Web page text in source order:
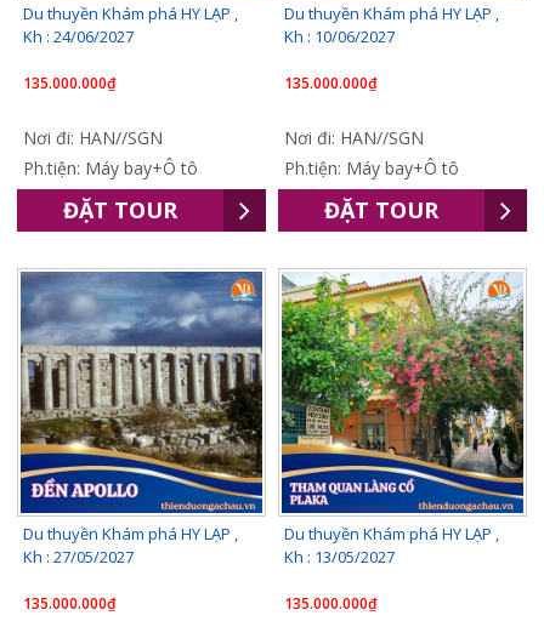
Du thuyền Khám phá HY LẠP ,
Kh : 24/06/2027
135.000.000₫
Nơi đi: HAN//SGN
Ph.tiện: Máy bay+Ô tô
ĐẶT TOUR
Du thuyền Khám phá HY LẠP ,
Kh : 10/06/2027
135.000.000₫
Nơi đi: HAN//SGN
Ph.tiện: Máy bay+Ô tô
ĐẶT TOUR
Du thuyền Khám phá HY LẠP ,
Kh : 27/05/2027
135.000.000₫
Du thuyền Khám phá HY LẠP ,
Kh : 13/05/2027
135.000.000₫